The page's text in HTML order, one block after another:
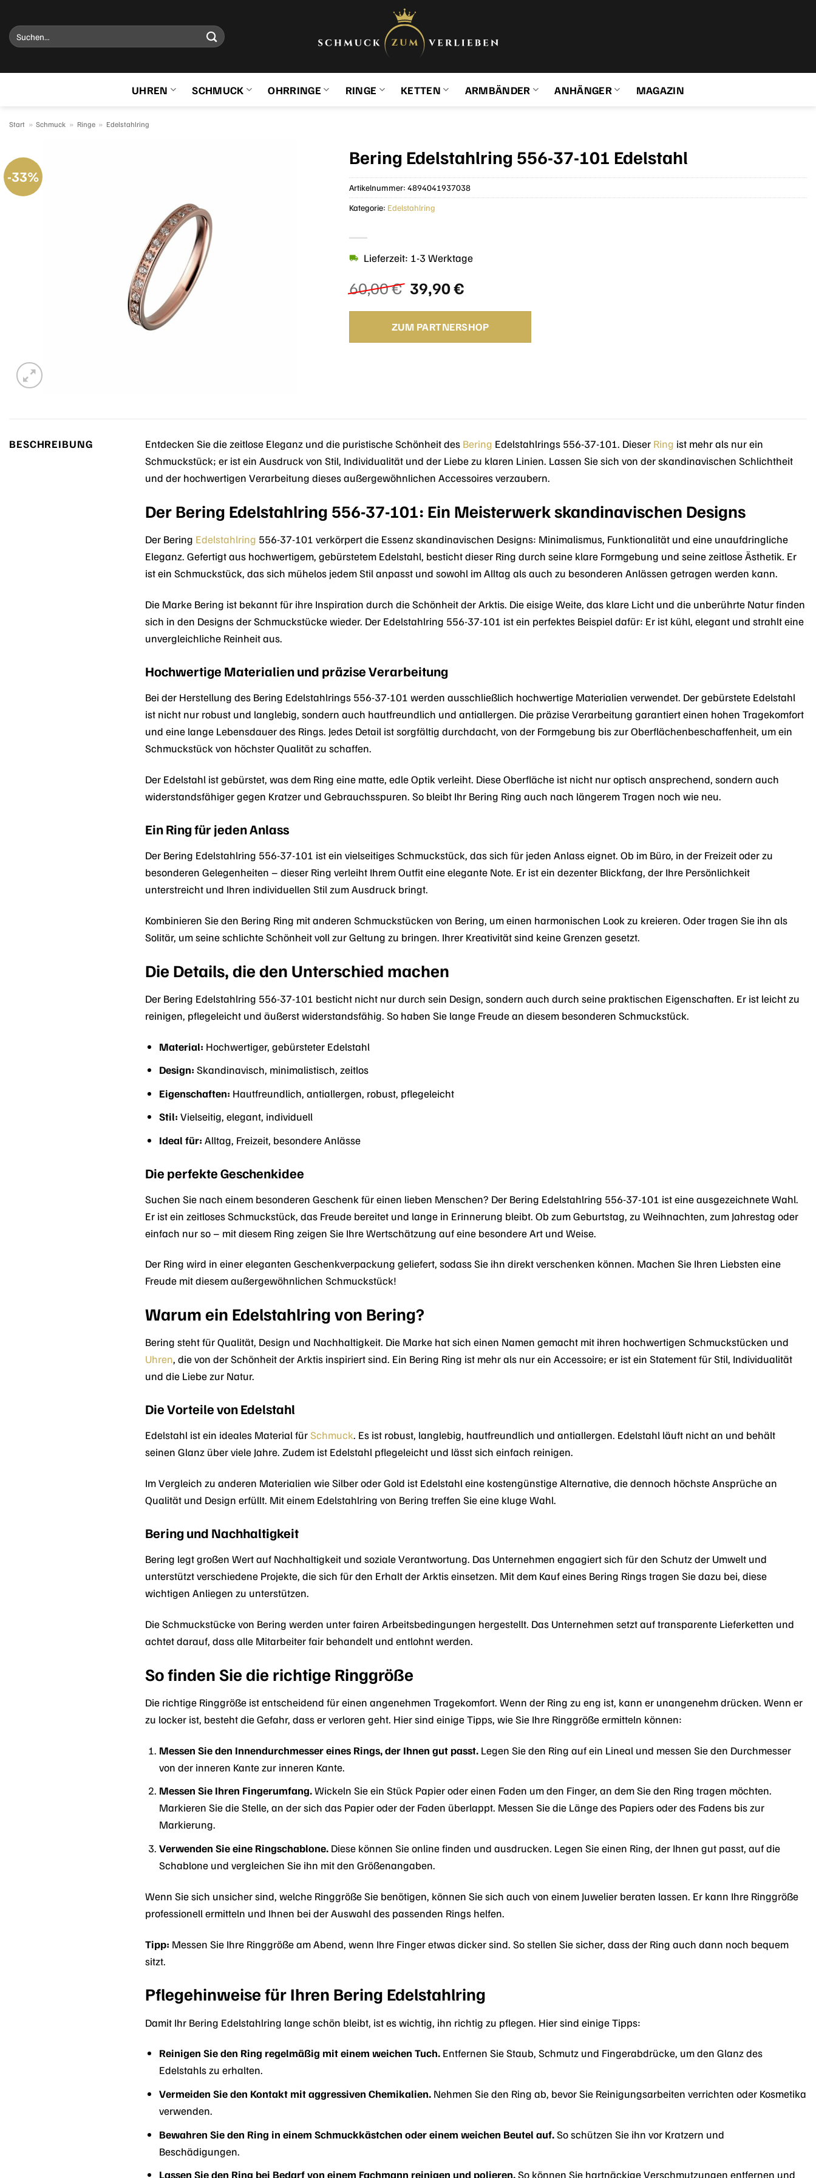
Inhalt
springen
Suchen
nach:
UHREN SCHMUCK OHRRINGE RINGE KETTEN ARMBÄNDER ANHÄNGER MAGAZIN
Start » Schmuck » Ringe » Edelstahlring
-33%
Bering Edelstahlring 556-37-101 Edelstahl
60,00€ Ursprünglicher
Preis
war:
60,00 €
39,90€Aktueller
ist:
39,90 €.
Lieferzeit: 1-3 Werktage
ZUM PARTNERSHOP
Artikelnummer: 4894041937038
Kategorie: Edelstahlring
BESCHREIBUNG Entdecken Sie die zeitlose Eleganz und die puristische Schönheit des Bering Edelstahlrings 556-37-101. Dieser Ring ist mehr als nur ein
Schmuckstück; er ist ein Ausdruck von Stil, Individualität und der Liebe zu klaren Linien. Lassen Sie sich von der skandinavischen Schlichtheit
und der hochwertigen Verarbeitung dieses außergewöhnlichen Accessoires verzaubern.
Der Bering Edelstahlring 556-37-101: Ein Meisterwerk skandinavischen Designs
Der Bering Edelstahlring 556-37-101 verkörpert die Essenz skandinavischen Designs: Minimalismus, Funktionalität und eine unaufdringliche
Eleganz. Gefertigt aus hochwertigem, gebürstetem Edelstahl, besticht dieser Ring durch seine klare Formgebung und seine zeitlose Ästhetik. Er
ist ein Schmuckstück, das sich mühelos jedem Stil anpasst und sowohl im Alltag als auch zu besonderen Anlässen getragen werden kann.
Die Marke Bering ist bekannt für ihre Inspiration durch die Schönheit der Arktis. Die eisige Weite, das klare Licht und die unberührte Natur finden
sich in den Designs der Schmuckstücke wieder. Der Edelstahlring 556-37-101 ist ein perfektes Beispiel dafür: Er ist kühl, elegant und strahlt eine
unvergleichliche Reinheit aus.
Hochwertige Materialien und präzise Verarbeitung
Bei der Herstellung des Bering Edelstahlrings 556-37-101 werden ausschließlich hochwertige Materialien verwendet. Der gebürstete Edelstahl
ist nicht nur robust und langlebig, sondern auch hautfreundlich und antiallergen. Die präzise Verarbeitung garantiert einen hohen Tragekomfort
und eine lange Lebensdauer des Rings. Jedes Detail ist sorgfältig durchdacht, von der Formgebung bis zur Oberflächenbeschaffenheit, um ein
Schmuckstück von höchster Qualität zu schaffen.
Der Edelstahl ist gebürstet, was dem Ring eine matte, edle Optik verleiht. Diese Oberfläche ist nicht nur optisch ansprechend, sondern auch
widerstandsfähiger gegen Kratzer und Gebrauchsspuren. So bleibt Ihr Bering Ring auch nach längerem Tragen noch wie neu.
Ein Ring für jeden Anlass
Der Bering Edelstahlring 556-37-101 ist ein vielseitiges Schmuckstück, das sich für jeden Anlass eignet. Ob im Büro, in der Freizeit oder zu
besonderen Gelegenheiten – dieser Ring verleiht Ihrem Outfit eine elegante Note. Er ist ein dezenter Blickfang, der Ihre Persönlichkeit
unterstreicht und Ihren individuellen Stil zum Ausdruck bringt.
Kombinieren Sie den Bering Ring mit anderen Schmuckstücken von Bering, um einen harmonischen Look zu kreieren. Oder tragen Sie ihn als
Solitär, um seine schlichte Schönheit voll zur Geltung zu bringen. Ihrer Kreativität sind keine Grenzen gesetzt.
Die Details, die den Unterschied machen
Der Bering Edelstahlring 556-37-101 besticht nicht nur durch sein Design, sondern auch durch seine praktischen Eigenschaften. Er ist leicht zu
reinigen, pflegeleicht und äußerst widerstandsfähig. So haben Sie lange Freude an diesem besonderen Schmuckstück.
Material: Hochwertiger, gebürsteter Edelstahl
Design: Skandinavisch, minimalistisch, zeitlos
Eigenschaften: Hautfreundlich, antiallergen, robust, pflegeleicht
Stil: Vielseitig, elegant, individuell
Ideal für: Alltag, Freizeit, besondere Anlässe
Die perfekte Geschenkidee
Suchen Sie nach einem besonderen Geschenk für einen lieben Menschen? Der Bering Edelstahlring 556-37-101 ist eine ausgezeichnete Wahl.
Er ist ein zeitloses Schmuckstück, das Freude bereitet und lange in Erinnerung bleibt. Ob zum Geburtstag, zu Weihnachten, zum Jahrestag oder
einfach nur so – mit diesem Ring zeigen Sie Ihre Wertschätzung auf eine besondere Art und Weise.
Der Ring wird in einer eleganten Geschenkverpackung geliefert, sodass Sie ihn direkt verschenken können. Machen Sie Ihren Liebsten eine
Freude mit diesem außergewöhnlichen Schmuckstück!
Warum ein Edelstahlring von Bering?
Bering steht für Qualität, Design und Nachhaltigkeit. Die Marke hat sich einen Namen gemacht mit ihren hochwertigen Schmuckstücken und
Uhren, die von der Schönheit der Arktis inspiriert sind. Ein Bering Ring ist mehr als nur ein Accessoire; er ist ein Statement für Stil, Individualität
und die Liebe zur Natur.
Die Vorteile von Edelstahl
Edelstahl ist ein ideales Material fürSchmuck. Es ist robust, langlebig, hautfreundlich und antiallergen. Edelstahl läuft nicht an und behält
seinen Glanz über viele Jahre. Zudem ist Edelstahl pflegeleicht und lässt sich einfach reinigen.
Im Vergleich zu anderen Materialien wie Silber oder Gold ist Edelstahl eine kostengünstige Alternative, die dennoch höchste Ansprüche an
Qualität und Design erfüllt. Mit einem Edelstahlring von Bering treffen Sie eine kluge Wahl.
Bering und Nachhaltigkeit
Bering legt großen Wert auf Nachhaltigkeit und soziale Verantwortung. Das Unternehmen engagiert sich für den Schutz der Umwelt und
unterstützt verschiedene Projekte, die sich für den Erhalt der Arktis einsetzen. Mit dem Kauf eines Bering Rings tragen Sie dazu bei, diese
wichtigen Anliegen zu unterstützen.
Die Schmuckstücke von Bering werden unter fairen Arbeitsbedingungen hergestellt. Das Unternehmen setzt auf transparente Lieferketten und
achtet darauf, dass alle Mitarbeiter fair behandelt und entlohnt werden.
So finden Sie die richtige Ringgröße
Die richtige Ringgröße ist entscheidend für einen angenehmen Tragekomfort. Wenn der Ring zu eng ist, kann er unangenehm drücken. Wenn er
zu locker ist, besteht die Gefahr, dass er verloren geht. Hier sind einige Tipps, wie Sie Ihre Ringgröße ermitteln können:
Messen Sie den Innendurchmesser eines Rings, der Ihnen gut passt.Legen Sie den Ring auf ein Lineal und messen Sie den Durchmesser
von der inneren Kante zur inneren Kante.
Messen Sie Ihren Fingerumfang.Wickeln Sie ein Stück Papier oder einen Faden um den Finger, an dem Sie den Ring tragen möchten.
Markieren Sie die Stelle, an der sich das Papier oder der Faden überlappt. Messen Sie die Länge des Papiers oder des Fadens bis zur
Markierung.
Verwenden Sie eine Ringschablone.Diese können Sie online finden und ausdrucken. Legen Sie einen Ring, der Ihnen gut passt, auf die
Schablone und vergleichen Sie ihn mit den Größenangaben.
Wenn Sie sich unsicher sind, welche Ringgröße Sie benötigen, können Sie sich auch von einem Juwelier beraten lassen. Er kann Ihre Ringgröße
professionell ermitteln und Ihnen bei der Auswahl des passenden Rings helfen.
Tipp: Messen Sie Ihre Ringgröße am Abend, wenn Ihre Finger etwas dicker sind. So stellen Sie sicher, dass der Ring auch dann noch bequem
sitzt.
Pflegehinweise für Ihren Bering Edelstahlring
Damit Ihr Bering Edelstahlring lange schön bleibt, ist es wichtig, ihn richtig zu pflegen. Hier sind einige Tipps:
Reinigen Sie den Ring regelmäßig mit einem weichen Tuch.Entfernen Sie Staub, Schmutz und Fingerabdrücke, um den Glanz des
Edelstahls zu erhalten.
Vermeiden Sie den Kontakt mit aggressiven Chemikalien.Nehmen Sie den Ring ab, bevor Sie Reinigungsarbeiten verrichten oder Kosmetika
verwenden.
Bewahren Sie den Ring in einem Schmuckkästchen oder einem weichen Beutel auf.So schützen Sie ihn vor Kratzern und
Beschädigungen.
Lassen Sie den Ring bei Bedarf von einem Fachmann reinigen und polieren.So können Sie hartnäckige Verschmutzungen entfernen und